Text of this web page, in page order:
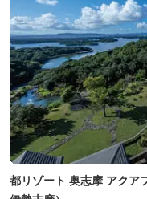
都リゾート 奥志摩 アクア